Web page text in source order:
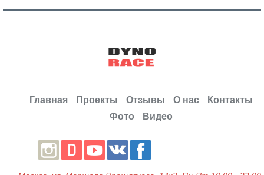
Главная Проекты Отзывы О нас
Контакты
Фото
Видео